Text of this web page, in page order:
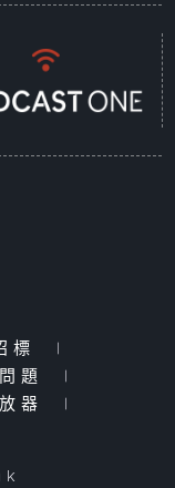
標
|
題
|
器
|